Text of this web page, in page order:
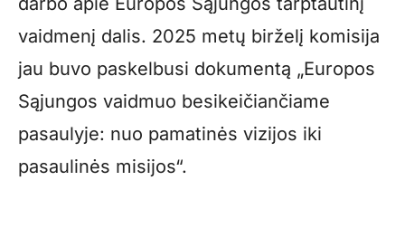
vaidmenį dalis. 2025 metų birželį komisija
jau buvo paskelbusi dokumentą „Europos
Sąjungos vaidmuo besikeičiančiame
pasaulyje: nuo pamatinės vizijos iki
pasaulinės misijos“.